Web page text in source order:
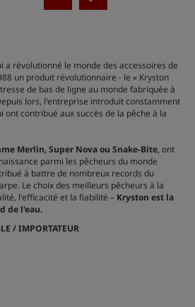
a révolutionné le monde des accessoires de
un produit révolutionnaire - le « Kryston
de bas de ligne au monde fabriquée à
lors, l'entreprise introduit constamment
ont contribué aux succès de la pêche à la
Merlin, Super Nova ou Snake-Bite, ont
parmi les pêcheurs du monde
à battre de nombreux records du
Le choix des meilleurs pêcheurs à la
l'efficacité et la fiabilité – Kryston est la
de l'eau.
/ IMPORTATEUR